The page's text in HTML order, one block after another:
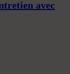
avec